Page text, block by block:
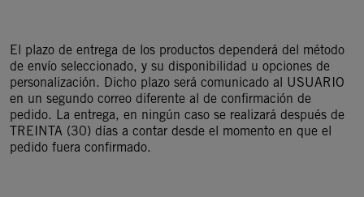
El plazo de entrega de los productos dependerá del método
de envío seleccionado, y su disponibilidad u opciones de
personalización. Dicho plazo será comunicado al USUARIO
en un segundo correo diferente al de confirmación de
pedido. La entrega, en ningún caso se realizará después de
TREINTA (30) días a contar desde el momento en que el
pedido fuera confirmado.